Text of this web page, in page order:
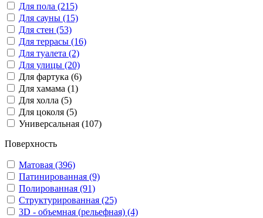
Для пола (215)
Для сауны (15)
Для стен (53)
Для террасы (16)
Для туалета (2)
Для улицы (20)
Для фартука (6)
Для хамама (1)
Для холла (5)
Для цоколя (5)
Универсальная (107)
Поверхность
Матовая (396)
Патинированная (9)
Полированная (91)
Структурированная (25)
3D - объемная (рельефная) (4)